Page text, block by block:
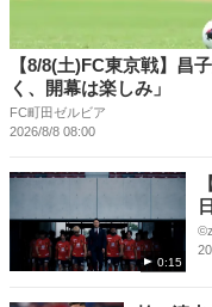
【8/8(土)FC東京戦】昌
く、開幕は楽しみ」
FC町田ゼルビア
2026/8/8 08:00
0:15